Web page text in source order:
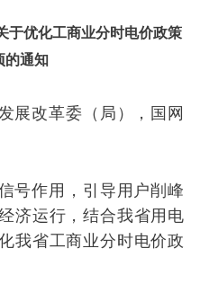
于优化工商业分时电价政策
的通知
展改革委（局），国网
号作用，引导用户削峰
济运行，结合我省用电
我省工商业分时电价政